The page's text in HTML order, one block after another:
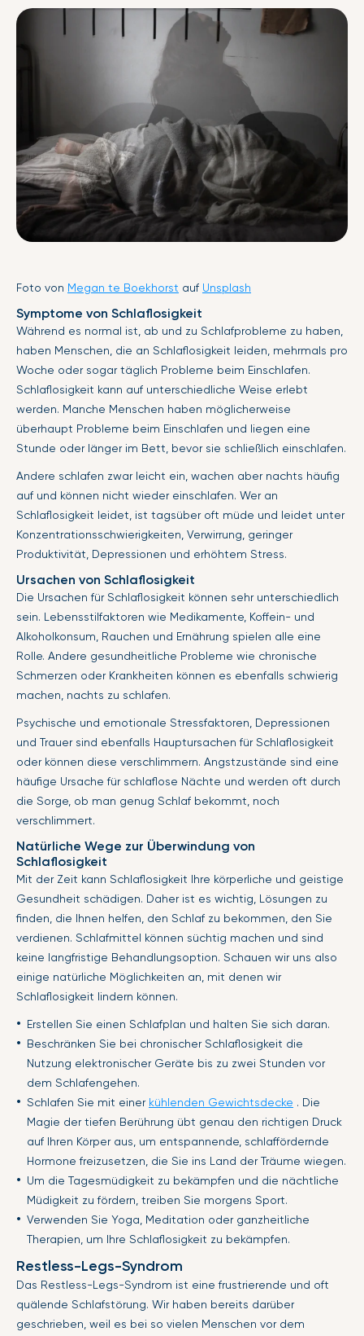
Foto von Megan te Boekhorst auf Unsplash
Symptome von Schlaflosigkeit
Während es normal ist, ab und zu Schlafprobleme zu haben,
haben Menschen, die an Schlaflosigkeit leiden, mehrmals pro
Woche oder sogar täglich Probleme beim Einschlafen.
Schlaflosigkeit kann auf unterschiedliche Weise erlebt
werden. Manche Menschen haben möglicherweise
überhaupt Probleme beim Einschlafen und liegen eine
Stunde oder länger im Bett, bevor sie schließlich einschlafen.
Andere schlafen zwar leicht ein, wachen aber nachts häufig
auf und können nicht wieder einschlafen. Wer an
Schlaflosigkeit leidet, ist tagsüber oft müde und leidet unter
Konzentrationsschwierigkeiten, Verwirrung, geringer
Produktivität, Depressionen und erhöhtem Stress.
Ursachen von Schlaflosigkeit
Die Ursachen für Schlaflosigkeit können sehr unterschiedlich
sein. Lebensstilfaktoren wie Medikamente, Koffein- und
Alkoholkonsum, Rauchen und Ernährung spielen alle eine
Rolle. Andere gesundheitliche Probleme wie chronische
Schmerzen oder Krankheiten können es ebenfalls schwierig
machen, nachts zu schlafen.
Psychische und emotionale Stressfaktoren, Depressionen
und Trauer sind ebenfalls Hauptursachen für Schlaflosigkeit
oder können diese verschlimmern. Angstzustände sind eine
häufige Ursache für schlaflose Nächte und werden oft durch
die Sorge, ob man genug Schlaf bekommt, noch
verschlimmert.
Natürliche Wege zur Überwindung von
Schlaflosigkeit
Mit der Zeit kann Schlaflosigkeit Ihre körperliche und geistige
Gesundheit schädigen. Daher ist es wichtig, Lösungen zu
finden, die Ihnen helfen, den Schlaf zu bekommen, den Sie
verdienen. Schlafmittel können süchtig machen und sind
keine langfristige Behandlungsoption. Schauen wir uns also
einige natürliche Möglichkeiten an, mit denen wir
Schlaflosigkeit lindern können.
Erstellen Sie einen Schlafplan und halten Sie sich daran.
Beschränken Sie bei chronischer Schlaflosigkeit die
Nutzung elektronischer Geräte bis zu zwei Stunden vor
dem Schlafengehen.
Schlafen Sie mit einer kühlenden Gewichtsdecke . Die
Magie der tiefen Berührung übt genau den richtigen Druck
auf Ihren Körper aus, um entspannende, schlaffördernde
Hormone freizusetzen, die Sie ins Land der Träume wiegen.
Um die Tagesmüdigkeit zu bekämpfen und die nächtliche
Müdigkeit zu fördern, treiben Sie morgens Sport.
Verwenden Sie Yoga, Meditation oder ganzheitliche
Therapien, um Ihre Schlaflosigkeit zu bekämpfen.
Restless-Legs-Syndrom
Das Restless-Legs-Syndrom ist eine frustrierende und oft
quälende Schlafstörung. Wir haben bereits darüber
geschrieben, weil es bei so vielen Menschen vor dem